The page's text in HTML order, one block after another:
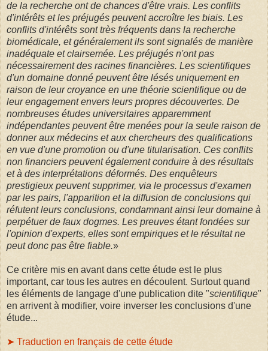
de la recherche ont de chances d'être vrais. Les conflits
d'intérêts et les préjugés peuvent accroître les biais. Les
conflits d'intérêts sont très fréquents dans la recherche
biomédicale, et généralement ils sont signalés de manière
inadéquate et clairsemée. Les préjugés n'ont pas
nécessairement des racines financières. Les scientifiques
d'un domaine donné peuvent être lésés uniquement en
raison de leur croyance en une théorie scientifique ou de
leur engagement envers leurs propres découvertes. De
nombreuses études universitaires apparemment
indépendantes peuvent être menées pour la seule raison de
donner aux médecins et aux chercheurs des qualifications
en vue d'une promotion ou d'une titularisation. Ces conflits
non financiers peuvent également conduire à des résultats
et à des interprétations déformés. Des enquêteurs
prestigieux peuvent supprimer, via le processus d'examen
par les pairs, l'apparition et la diffusion de conclusions qui
réfutent leurs conclusions, condamnant ainsi leur domaine à
perpétuer de faux dogmes. Les preuves étant fondées sur
l'opinion d'experts, elles sontempiriques et le résultat ne
peut donc pas être fiable.»
Ce critère mis en avant dans cette étude est le plus
important, car tous les autres en découlent. Surtout quand
les éléments de langage d'une publication dite "scientifique"
en arrivent à modifier, voire inverser les conclusions d'une
étude...
➤ Traduction en français de cette étude